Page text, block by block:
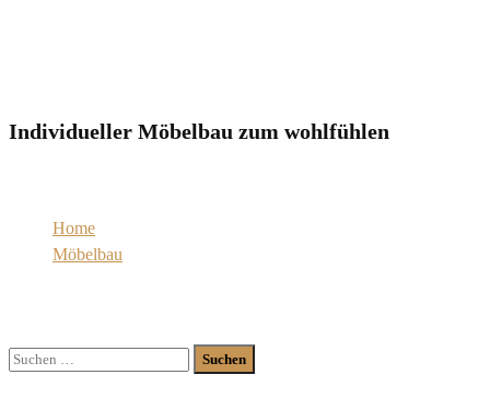
Individueller Möbelbau zum wohlfühlen
Home
Möbelbau
Suchen